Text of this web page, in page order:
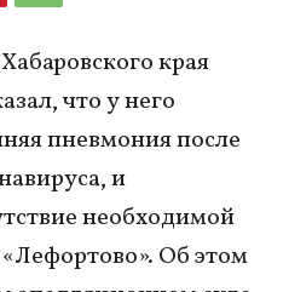
края
что у него
пневмония после
и
необходимой
Об этом